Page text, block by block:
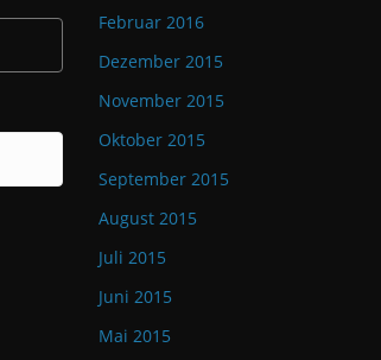
Februar 2016
Dezember 2015
November 2015
Oktober 2015
September 2015
August 2015
Juli 2015
Juni 2015
Mai 2015